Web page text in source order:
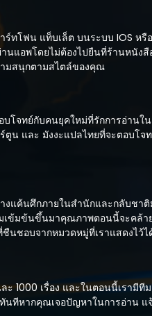
ทโฟน แท็บเล็ต บนระบบ IOS ห
แอพโดยไม่ต้องไปยืนที่ร้านหนัง
มสนุกตามสไตล์ของคุณ
โจทย์กับคนยุคใหม่ที่รักการอ่า
น และ มังงะแปลไทยที่จะตอบโ
งแค้นศึกภายในสำนักและกลับช
เข้มข้นขึ้นมาคุณภาพตอนนี้จะคล้
นชอบจากหมวดหมู่ที่เราแสดงไว้ไ
1000 เรื่อง และในตอนนี้เรา
นทีหากคุณเจอปัญหาในการอ่า